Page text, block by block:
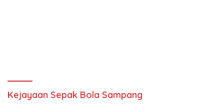
Kejayaan Sepak Bola Sampang